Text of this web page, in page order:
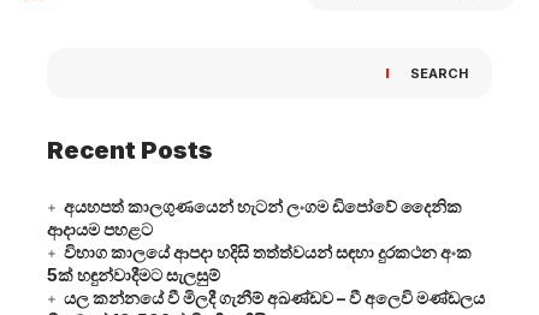
SEARCH
Recent Posts
අයහපත් කාලගුණයෙන් හැටන් ලංගම ඩිපෝවේ දෛනික
ආදායම පහළට
විභාග කාලයේ ආපදා හදිසි තත්ත්වයන් සඳහා දුරකථන අංක
5ක් හඳුන්වාදීමට සැලසුම්
යල කන්නයේ වී මිලදී ගැනීම් අඛණ්ඩව – වී අලෙවි මණ්ඩලය